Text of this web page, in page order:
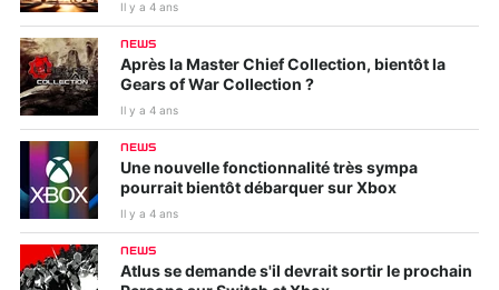
Il y a 4 ans
NEWS
Après la Master Chief Collection, bientôt la
Gears of War Collection ?
Il y a 4 ans
NEWS
Une nouvelle fonctionnalité très sympa
pourrait bientôt débarquer sur Xbox
Il y a 4 ans
NEWS
Atlus se demande s'il devrait sortir le prochain